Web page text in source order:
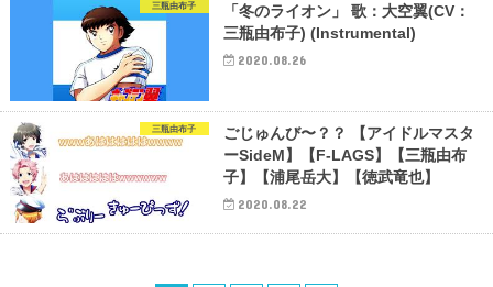
三瓶由布子
「冬のライオン」 歌：大空翼(CV：
三瓶由布子) (Instrumental)
2020.08.26
三瓶由布子
ごじゅんび〜？？ 【アイドルマスタ
ーSideM】【F-LAGS】【三瓶由布
子】【浦尾岳大】【徳武竜也】
2020.08.22